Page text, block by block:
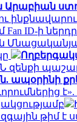
Արաբիան
Fan ID-ի
զենքի
ապօրինի
է».
թիմ է